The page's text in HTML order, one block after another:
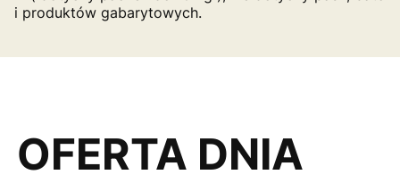
i produktów gabarytowych.
OFERTA DNIA